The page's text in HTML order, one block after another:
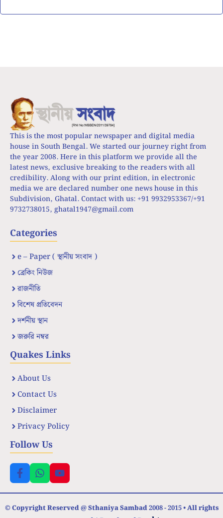
This is the most popular newspaper and digital media
house in South Bengal. We started our journey right from
the year 2008. Here in this platform we provide all the
latest news, exclusive breaking to the readers with all
credibility. Along with our print edition, in electronic
media we are declared number one news house in this
Subdivision, Ghatal. Contact with us: +91 9932953367/+91
9732738015, ghatal1947@gmail.com
Categories
e – Paper ( স্থানীয় সংবাদ )
ব্রেকিং নিউজ
রাজনীতি
বিশেষ প্রতিবেদন
দর্শনীয় স্থান
জরুরি নম্বর
Quakes Links
About Us
Contact Us
Disclaimer
Privacy Policy
Follow Us
© Copyright Reserved @ Sthaniya Sambad 2008 - 2015 • All rights